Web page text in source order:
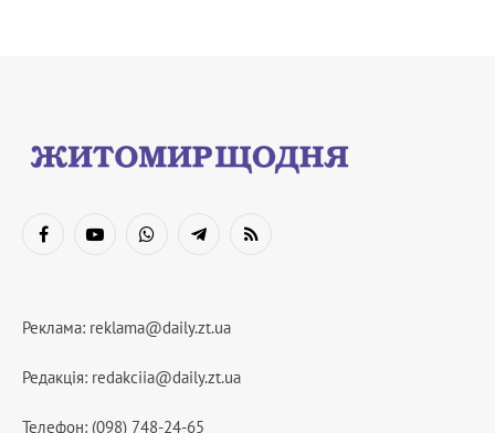
FacebookYouTubeWhatsAppTelegramRSS
Реклама: reklama@daily.zt.ua
Редакція: redakciia@daily.zt.ua
Телефон: (098) 748-24-65